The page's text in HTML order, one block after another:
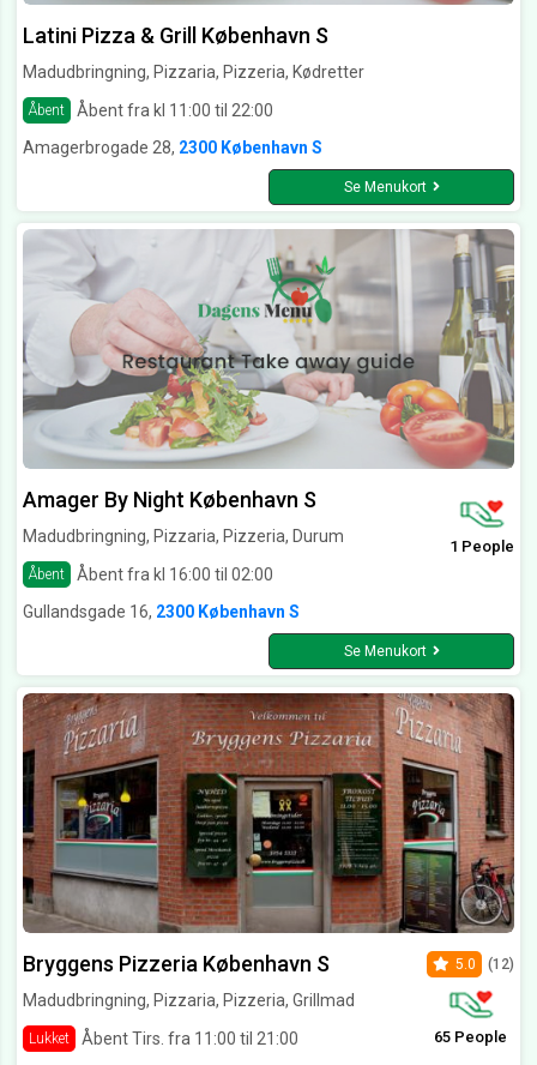
Latini Pizza & Grill København S
Madudbringning, Pizzaria, Pizzeria, Kødretter
Åbent
Åbent fra kl 11:00 til 22:00
Amagerbrogade 28, 2300 København S
Se Menukort
Amager By Night København S
Madudbringning, Pizzaria, Pizzeria, Durum
Åbent Åbent fra kl 16:00 til 02:00
1 People
Gullandsgade 16, 2300 København S
Se Menukort
Bryggens Pizzeria København S
Madudbringning, Pizzaria, Pizzeria, Grillmad
Lukket Åbent Tirs. fra 11:00 til 21:00
5.0 (12)
65 People